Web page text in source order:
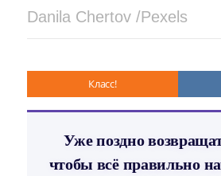
Danila Chertov /Pexels
Класс!
Уже поздно
чтобы всё правильно